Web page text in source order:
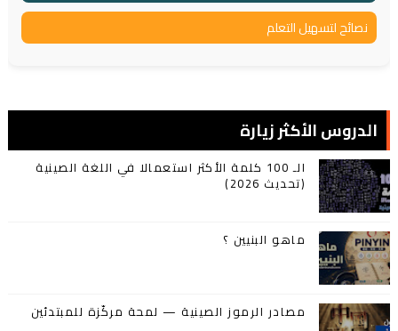
نصائح لتسهيل التعلم
الدروس الأكثر زيارة
الـ 100 كلمة الأكثر استعمالا في اللغة الصينية
(تحديث 2026)
ماهو البنيين ؟
مصادر الرموز الصينية — لمحة مركّزة للمبتدئين